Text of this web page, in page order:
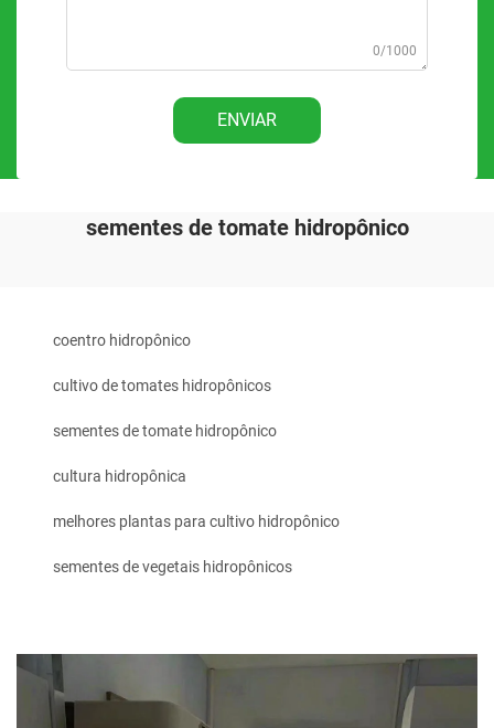
0/1000
ENVIAR
sementes de tomate hidropônico
coentro hidropônico
cultivo de tomates hidropônicos
sementes de tomate hidropônico
cultura hidropônica
melhores plantas para cultivo hidropônico
sementes de vegetais hidropônicos